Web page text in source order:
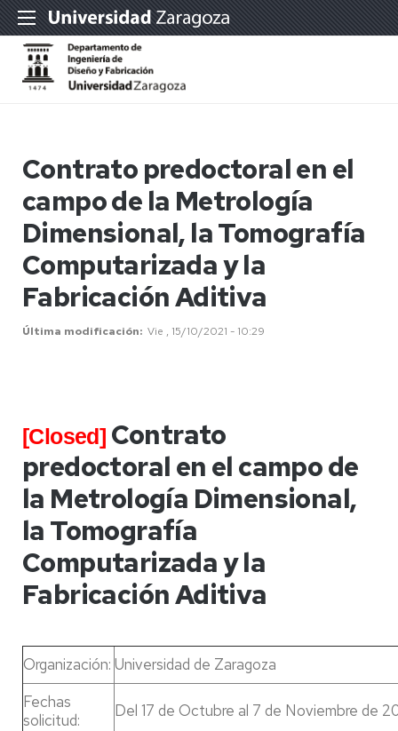
Contrato predoctoral en el
campo de la Metrología
Dimensional, la Tomografía
Computarizada y la
Fabricación Aditiva
Última modificación Vie , 15/10/2021 - 10:29
[Closed] Contrato
predoctoral en el campo de
la Metrología Dimensional,
la Tomografía
Computarizada y la
Fabricación Aditiva
Organización: Universidad de Zaragoza
Fechas
solicitud:
Del 17 de Octubre al 7 de Noviembre de